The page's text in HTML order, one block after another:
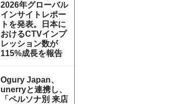
2026年グローバル
インサイトレポー
トを発表。日本に
おけるCTVインプ
レッション数が
115%成⻑を報告
Ogury Japan、
unerryと連携し、
「ペルソナ別 来店